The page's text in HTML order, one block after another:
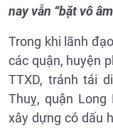
nay vẫn “bặt vô
Trong khi lãnh
các quận, huyện
TTXD, tránh tái
Thuỵ, quận
xây dựng có dấu